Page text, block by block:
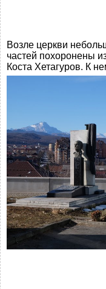
Возле церкви
частей похоронены
Коста Хетагуров. К